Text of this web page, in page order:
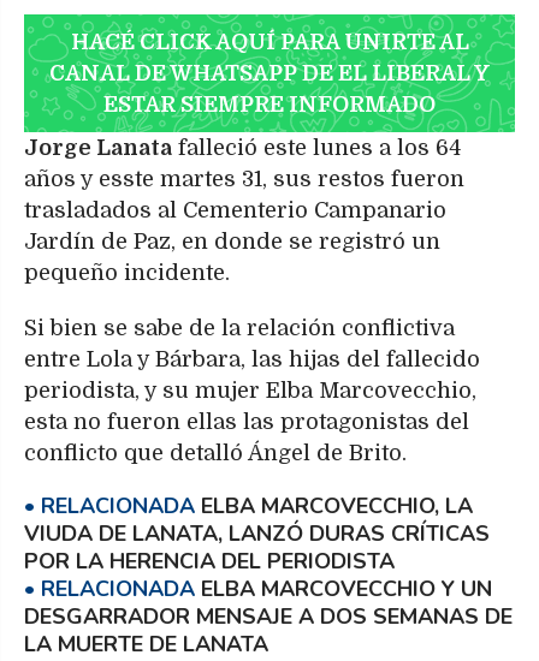
HACÉ CLICK AQUÍ PARA UNIRTE AL
CANAL DE WHATSAPP DE EL LIBERAL Y
ESTAR SIEMPRE INFORMADO
Jorge Lanata falleció este lunes a los 64
años y esste martes 31, sus restos fueron
trasladados al Cementerio Campanario
Jardín de Paz, en donde se registró un
pequeño incidente.
Si bien se sabe de la relación conflictiva
entre Lola y Bárbara, las hijas del fallecido
periodista, y su mujer Elba Marcovecchio,
esta no fueron ellas las protagonistas del
conflicto que detalló Ángel de Brito.
ELBA MARCOVECCHIO, LA
VIUDA DE LANATA, LANZÓ DURAS CRÍTICAS
POR LA HERENCIA DEL PERIODISTA
ELBA MARCOVECCHIO Y UN
DESGARRADOR MENSAJE A DOS SEMANAS DE
LA MUERTE DE LANATA